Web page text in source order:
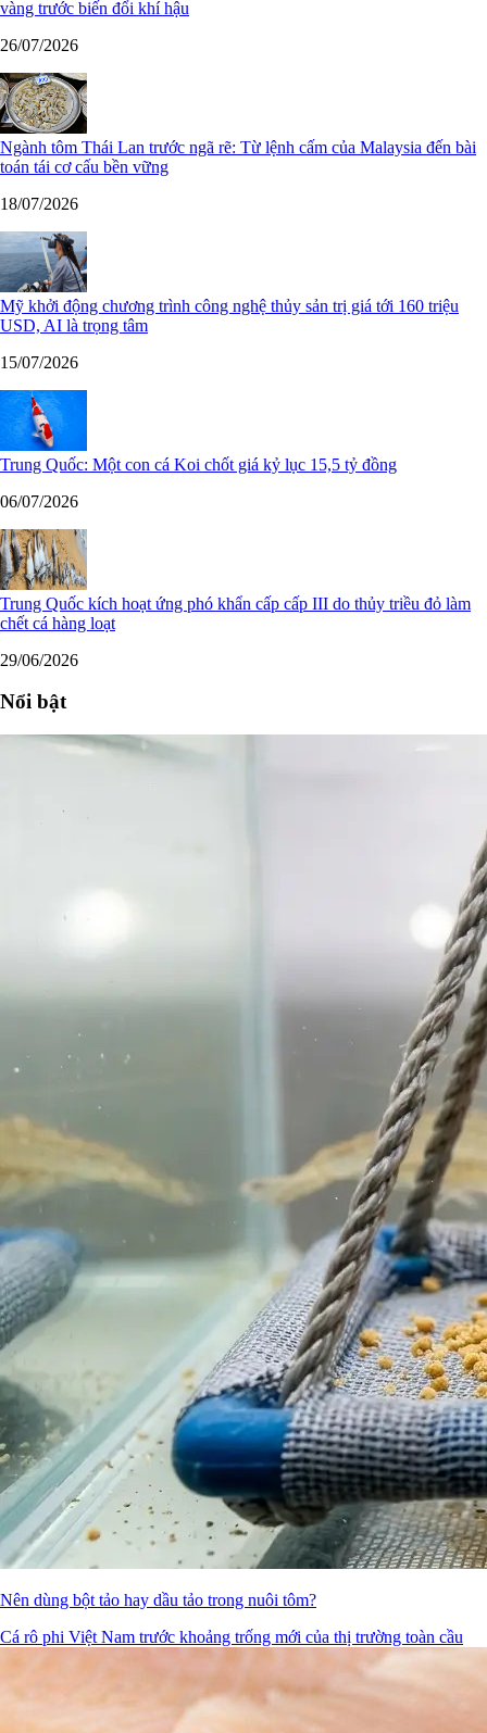
vàng trước biến đổi khí hậu
26/07/2026
Ngành tôm Thái Lan trước ngã rẽ: Từ lệnh cấm của Malaysia đến bài
toán tái cơ cấu bền vững
18/07/2026
Mỹ khởi động chương trình công nghệ thủy sản trị giá tới 160 triệu
USD, AI là trọng tâm
15/07/2026
Trung Quốc: Một con cá Koi chốt giá kỷ lục 15,5 tỷ đồng
06/07/2026
Trung Quốc kích hoạt ứng phó khẩn cấp cấp III do thủy triều đỏ làm
chết cá hàng loạt
29/06/2026
Nổi bật
Nên dùng bột tảo hay dầu tảo trong nuôi tôm?
Cá rô phi Việt Nam trước khoảng trống mới của thị trường toàn cầu